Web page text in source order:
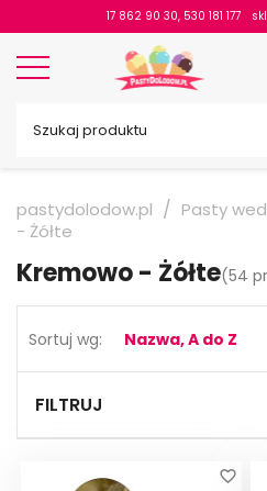
17 862 90 30, 530 181 177
pastydolodow.pl Pasty
- Żółte
Kremowo - Żółte(54
Sortuj wg: Nazwa, A do Z
FILTRUJ
favorite_border